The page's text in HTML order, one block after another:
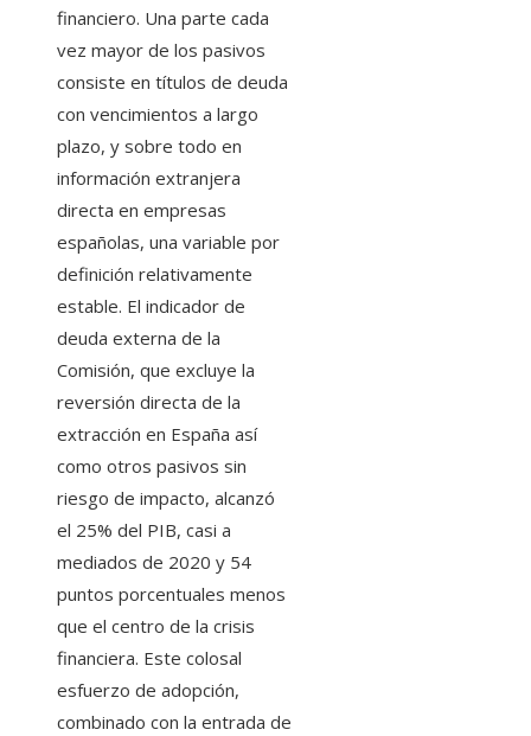
financiero. Una parte cada
vez mayor de los pasivos
consiste en títulos de deuda
con vencimientos a largo
plazo, y sobre todo en
información extranjera
directa en empresas
españolas, una variable por
definición relativamente
estable. El indicador de
deuda externa de la
Comisión, que excluye la
reversión directa de la
extracción en España así
como otros pasivos sin
riesgo de impacto, alcanzó
el 25% del PIB, casi a
mediados de 2020 y 54
puntos porcentuales menos
que el centro de la crisis
financiera. Este colosal
esfuerzo de adopción,
combinado con la entrada de